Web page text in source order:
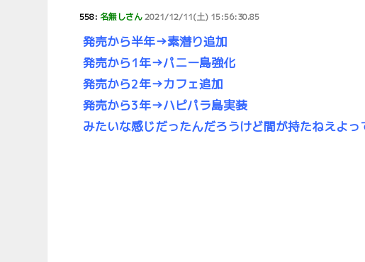
558:名無しさん2021/12/11(土) 15:56:30.85
発売から半年→素潜り追加
発売から1年→パニー島強化
発売から2年→カフェ追加
発売から3年→ハピパラ島実装
みたいな感じだったんだろうけど間が持たねえよ